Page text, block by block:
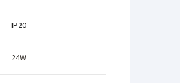
IP20
24W